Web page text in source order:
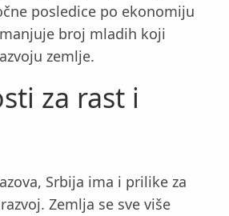
posledice po ekonomiju
broj mladih koji
zemlje.
za rast i
Srbija ima i prilike za
Zemlja se sve više